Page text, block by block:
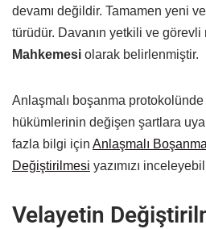
devamı değildir. Tamamen yeni
türüdür. Davanın yetkili ve
Mahkemesi olarak belirlenmiştir.
Anlaşmalı boşanma
hükümlerinin değişen şartlara
fazla bilgi için Anlaşmalı
Değiştirilmesi yazımızı
Velayetin